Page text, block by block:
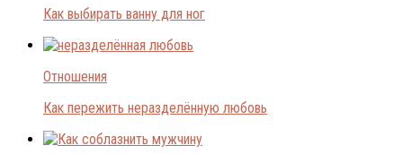
Как выбирать ванну для ног
Отношения
Как пережить неразделённую любовь